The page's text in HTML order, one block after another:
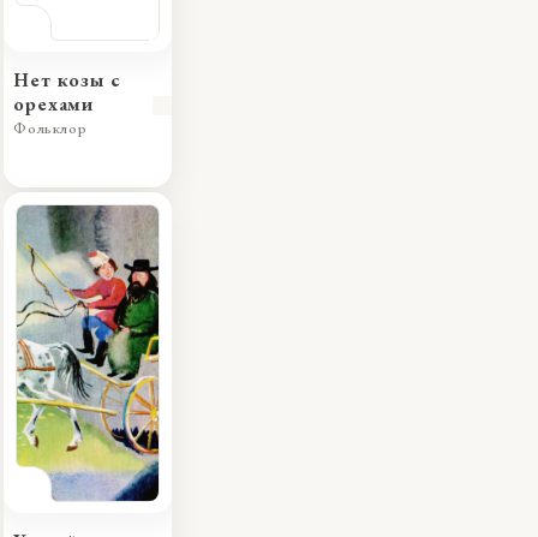
Нет козы с
орехами
Фольклор